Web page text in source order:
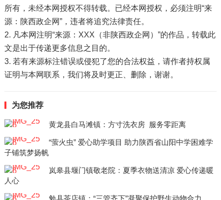
所有，未经本网授权不得转载。已经本网授权，必须注明“来
源：陕西政企网”，违者将追究法律责任。
2. 凡本网注明“来源：XXX（非陕西政企网）”的作品，转载此
文是出于传递更多信息之目的。
3. 若有来源标注错误或侵犯了您的合法权益，请作者持权属
证明与本网联系，我们将及时更正、删除，谢谢。
为您推荐
黄龙县白马滩镇：方寸洗衣房 服务零距离
“萤火虫” 爱心助学项目 助力陕西省山阳中学困难学
子铺筑梦扬帆
岚皋县堰门镇敬老院：夏季衣物送清凉 爱心传递暖
人心
勉县茶店镇：“三管齐下”凝聚保护野生动物合力